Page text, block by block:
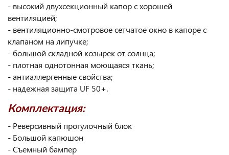
- высокий двухсекционный капор с хорошей
вентиляцией;
- вентиляционно-смотровое сетчатое окно в капоре с
клапаном на липучке;
- большой складной козырек от солнца;
- плотная однотонная моющаяся ткань;
- антиаллергенные свойства;
- надежная защита UF 50+.
Комплектация:
- Реверсивный прогулочный блок
- Большой капюшон
- Съемный бампер